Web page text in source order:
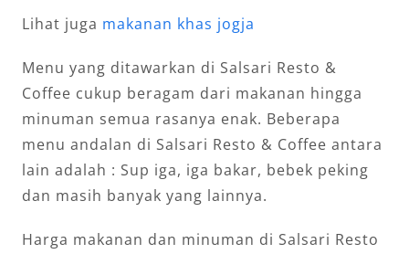
Lihat juga makanan khas jogja
Menu yang ditawarkan di Salsari Resto &
Coffee cukup beragam dari makanan hingga
minuman semua rasanya enak. Beberapa
menu andalan di Salsari Resto & Coffee antara
lain adalah : Sup iga, iga bakar, bebek peking
dan masih banyak yang lainnya.
Harga makanan dan minuman di Salsari Resto